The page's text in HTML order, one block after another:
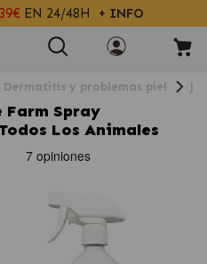
EN 24/48H + INFO
Dermatitis y problemas piel
Farm Spray
Los Animales